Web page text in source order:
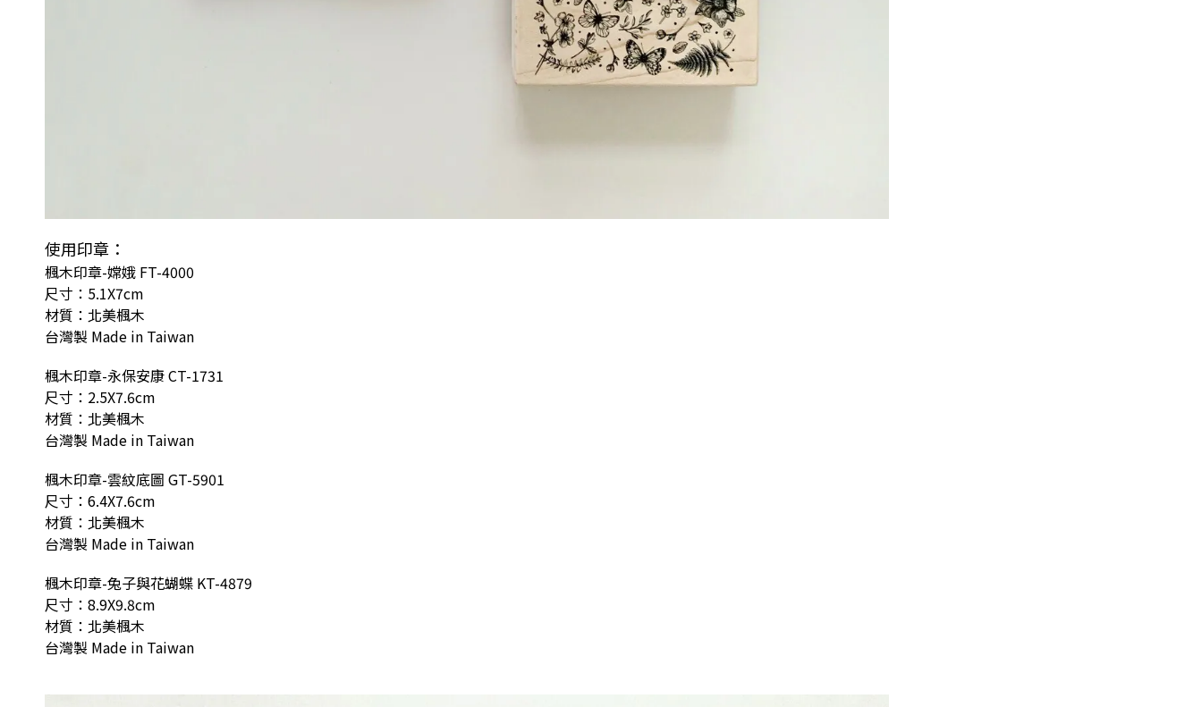
使用印章：
楓木印章-嫦娥 FT-4000
尺寸：5.1X7cm
材質：北美楓木
台灣製 Made in Taiwan
楓木印章-永保安康 CT-1731
尺寸：2.5X7.6cm
材質：北美楓木
台灣製 Made in Taiwan
楓木印章-雲紋底圖 GT-5901
尺寸：6.4X7.6cm
材質：北美楓木
台灣製 Made in Taiwan
楓木印章-兔子與花蝴蝶 KT-4879
尺寸：8.9X9.8cm
材質：北美楓木
台灣製 Made in Taiwan